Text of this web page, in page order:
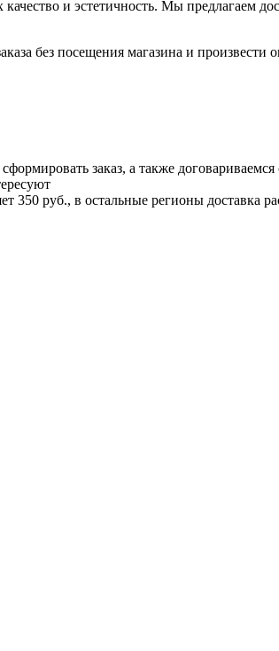
и эстетичность. Мы предлагаем
без посещения магазина и произвести
заказ, а также договариваемся
350 руб., в остальные регионы доставка